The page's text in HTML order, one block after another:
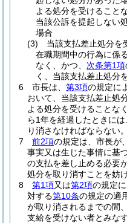
よる処分を受けること
当該公訴を提起しない
場合
(3)
当該支払差止処分を
在職期間中の行為に係
なく、かつ、 次条第1項
く、当該支払差止処分
6
市長は、 第3項の規定に
おいて、当該支払差止処
よる処分を受けることな
ら1年を経過したときに
り消さなければならない。
7
前2項の規定は、市長が
事実又は生じた事情に基
の支払を差し止める必要
処分を取り消すことを妨
8
第1項又は第2項の規定
対する第10条の規定の適
が取り消されるまでの間
支給を受けない者とみなす